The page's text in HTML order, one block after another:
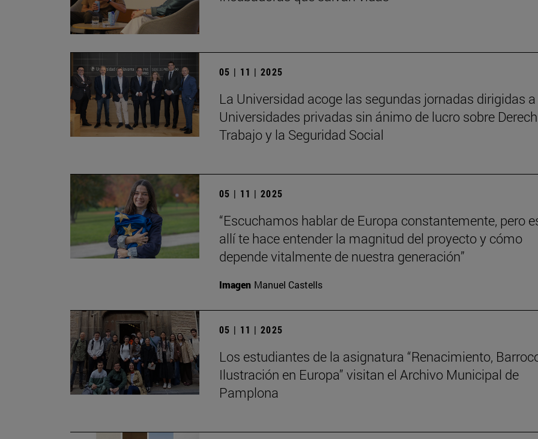
05 | 11 | 2025
La Universidad acoge las segundas jornadas dirigidas
Universidades privadas sin ánimo de lucro sobre
Trabajo y la Seguridad Social
05 | 11 | 2025
“Escuchamos hablar de Europa constantemente, pero
allí te hace entender la magnitud del proyecto y cómo
depende vitalmente de nuestra generación”
Imagen Manuel Castells
05 | 11 | 2025
Los estudiantes de la asignatura “Renacimiento,
Ilustración en Europa” visitan el Archivo Municipal de
Pamplona